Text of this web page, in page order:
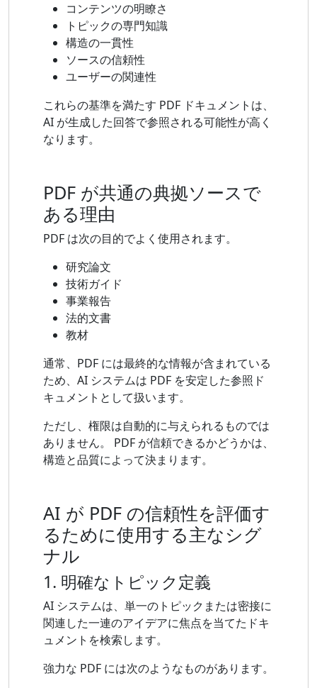
コンテンツの明瞭さ
トピックの専門知識
構造の一貫性
ソースの信頼性
ユーザーの関連性
これらの基準を満たす PDF ドキュメントは、
AI が生成した回答で参照される可能性が高く
なります。
PDF が共通の典拠ソースで
ある理由
PDF は次の目的でよく使用されます。
研究論文
技術ガイド
事業報告
法的文書
教材
通常、PDF には最終的な情報が含まれている
ため、AI システムは PDF を安定した参照ド
キュメントとして扱います。
ただし、権限は自動的に与えられるものでは
ありません。 PDF が信頼できるかどうかは、
構造と品質によって決まります。
AI が PDF の信頼性を評価す
るために使用する主なシグ
ナル
1. 明確なトピック定義
AI システムは、単一のトピックまたは密接に
関連した一連のアイデアに焦点を当てたドキ
ュメントを検索します。
強力な PDF には次のようなものがあります。